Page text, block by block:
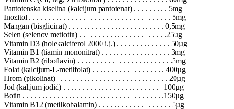
Pantotenska kiselina (kalcijum pantotenat) . . . . . . . . . 5mg
Inozitol . . . . . . . . . . . . . . . . . . . . . . . . . . . . . . . . . . . . . 5mg
Mangan (bisglicinat) . . . . . . . . . . . . . . . . . . . . . . . . . 0,5mg
Selen (selenov metiotin) . . . . . . . . . . . . . . . . . . . . . . .25µg
Vitamin D3 (holekalciferol 2000 i.j.) . . . . . . . . . . . . . . 50µg
Vitamin B1 (tiamin mononitrat) . . . . . . . . . . . . . . . . . . 3mg
Vitamin B2 (riboflavin) . . . . . . . . . . . . . . . . . . . . . . . . .3mg
Folat (kalcijum-L-metilfolat) . . . . . . . . . . . . . . . . . . . 400µg
Hrom (pikolinat) . . . . . . . . . . . . . . . . . . . . . . . . . . . . . 20µg
Jod (kalijum jodid) . . . . . . . . . . . . . . . . . . . . . . . . . . 100µg
Botin . . . . . . . . . . . . . . . . . . . . . . . . . . . . . . . . . . . . .150µg
Vitamin B12 (metilkobalamin) . . . . . . . . . . . . . . . . . . . 5µg